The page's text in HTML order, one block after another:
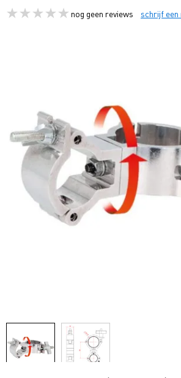
nog geen reviews schrijf een